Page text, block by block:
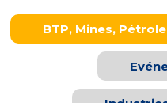
BTP, Mines, Pétrole